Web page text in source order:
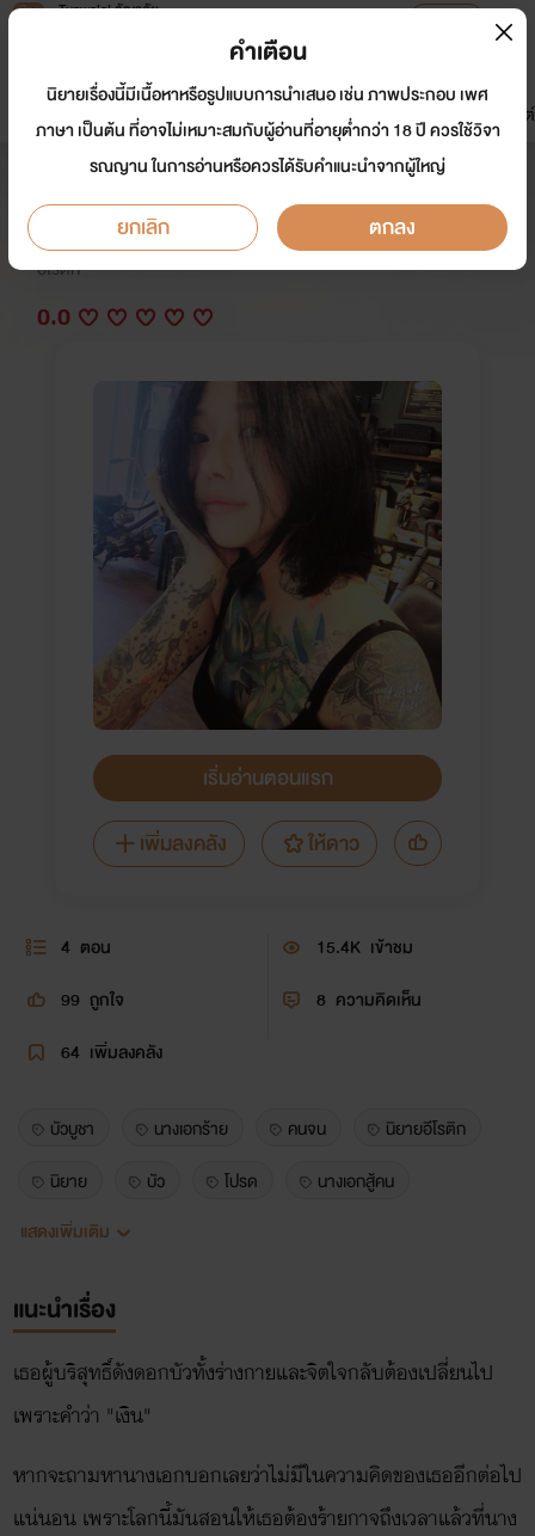
Tunwalai ธัญวลัย
หน้าแรก นิยาย อีบุ๊ก การ์ตูน
มาใหม่
ดรีมแชท ธัญลิสต์
บัวบูชา
นักเขียน: อ้วนกลมดุ๊กดิ๊ก
อีโรติก
0.0
เริ่มอ่านตอนแรก
เพิ่มลงคลัง
ให้ดาว
4 ตอน 15.4K เข้าชม
99 ถูกใจ 8 ความคิดเห็น
64 เพิ่มลงคลัง
บัวบูชา นางเอกร้าย คนจน
นิยายอีโรติก
นิยาย
บัว โปรด
นางเอกสู้คน
พระเอกร้าย
แสดงเพิ่มเติม
แนะนำเรื่อง
เธอผู้บริสุทธิ์ดังดอกบัวทั้งร่างกายและจิตใจกลับต้องเปลี่ยนไป
เพราะคำว่า "เงิน"
หากจะถามหานางเอกบอกเลยว่าไม่มีในความคิดของเธออีกต่อไป
แน่นอน เพราะโลกนี้มันสอนให้เธอต้องร้ายกาจถึงเวลาแล้วที่นาง
คำเตือน
นิยายเรื่องนี้มีเนื้อหาหรือรูปแบบการนำเสนอ เช่น ภาพประกอบ เพศ
ภาษา เป็นต้น ที่อาจไม่เหมาะสมกับผู้อ่านที่อายุต่ำกว่า 18 ปี ควรใช้วิจา
รณญาน ในการอ่านหรือควรได้รับคำแนะนำจากผู้ใหญ่
ยกเลิก ตกลง